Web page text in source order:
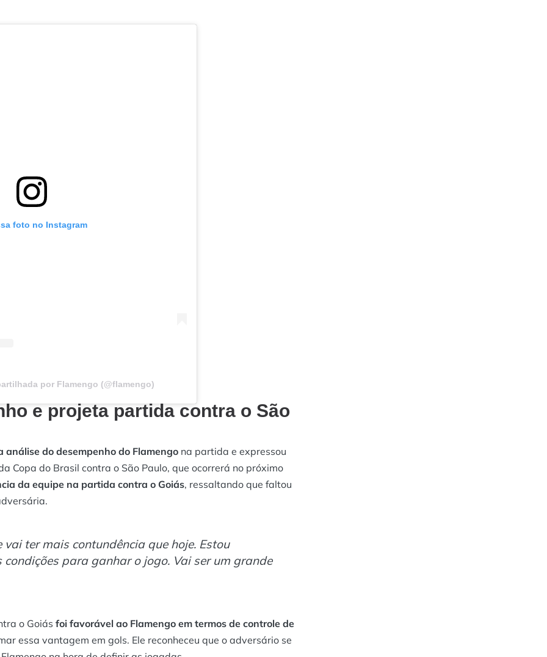
foto no Instagram
por Flamengo (@flamengo)
e projeta partida contra o São
análise do desempenho do Flamengo na partida e expressou
Copa do Brasil contra o São Paulo, que ocorrerá no próximo
da equipe na partida contra o Goiás, ressaltando que faltou
ter mais contundência que hoje. Estou
para ganhar o jogo. Vai ser um grande
o Goiás foi favorável ao Flamengo em termos de controle de
essa vantagem em gols. Ele reconheceu que o adversário se